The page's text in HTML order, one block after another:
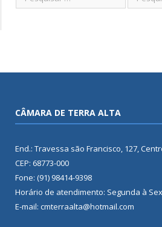
CÂMARA DE TERRA ALTA
End.: Travessa são Francisco, 127,
CEP: 68773-000
Fone: (91) 98414-9398
Horário de atendimento: Segunda à
E-mail: cmterraalta@hotmail.com